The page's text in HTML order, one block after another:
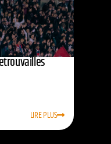
LIRE PLUS